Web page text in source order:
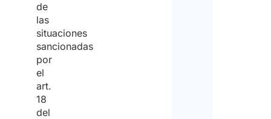
de
las
situaciones
sancionadas
por
el
art.
18
del